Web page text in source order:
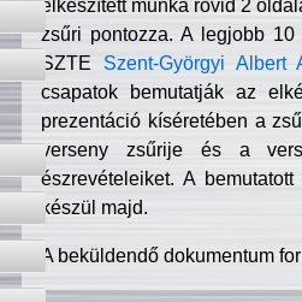
elkészített munka rövid 2
zsűri pontozza. A legjobb
SZTE Szent-Györgyi Albert
csapatok bemutatják az
prezentáció kíséretében a
verseny zsűrije és a
észrevételeiket. A
készül majd.
A beküldendő dokumentum